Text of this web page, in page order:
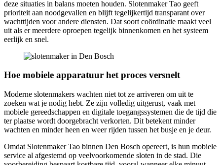
deze situaties in balans moeten houden. Slotenmaker Tao geeft
prioriteit aan noodgevallen en blijft tegelijkertijd transparant over
wachttijden voor andere diensten. Dat soort coördinatie maakt veel
uit als er meerdere oproepen tegelijk binnenkomen en het systeem
eerlijk en snel.
Hoe mobiele apparatuur het proces versnelt
Moderne slotenmakers wachten niet tot ze arriveren om uit te
zoeken wat je nodig hebt. Ze zijn volledig uitgerust, vaak met
mobiele gereedschappen en digitale toegangssystemen die de tijd die
ter plaatse wordt doorgebracht verkorten. Dit betekent minder
wachten en minder heen en weer rijden tussen het busje en je deur.
Omdat Slotenmaker Tao binnen Den Bosch opereert, is hun mobiele
service al afgestemd op veelvoorkomende sloten in de stad. Die